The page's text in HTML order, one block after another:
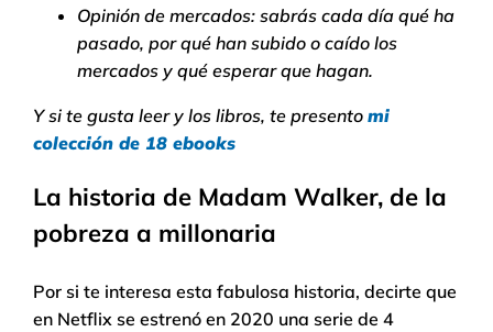
Opinión de mercados: sabrás cada día qué ha
pasado, por qué han subido o caído los
mercados y qué esperar que hagan.
Y si te gusta leer y los libros, te presento mi
colección de 18 ebooks
La historia de Madam Walker, de la
pobreza a millonaria
Por si te interesa esta fabulosa historia, decirte que
en Netflix se estrenó en 2020 una serie de 4